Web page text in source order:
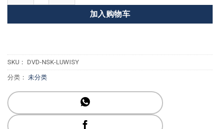
加入购物车
SKU： DVD-NSK-LUWISY
分类： 未分类